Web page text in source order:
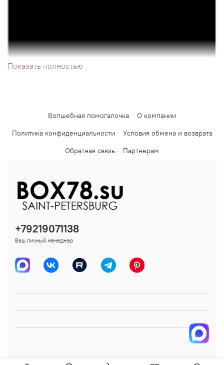
наличии, разные изделия из него, чтобы понять, как
цвет ведет себя при разном освещении, можно
Показать полностью
Волшебная помогалочка
О компании
Политика конфиденциальности
Условия обмена и возврата
Обратная связь
Партнерам
+79219071138
Ваш личный менеджер